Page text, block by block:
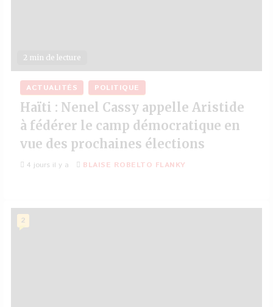
2 min de lecture
ACTUALITÉS POLITIQUE
Haïti : Nenel Cassy appelle Aristide
à fédérer le camp démocratique en
vue des prochaines élections
4 jours il y a BLAISE ROBELTO FLANKY
2